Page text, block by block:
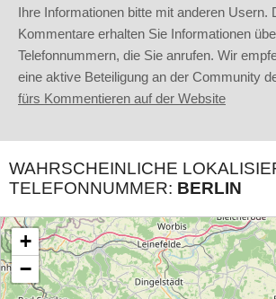
Ihre Informationen bitte mit anderen Usern.
Kommentare erhalten Sie Informationen
Telefonnummern, die Sie anrufen. Wir
eine aktive Beteiligung an der Community
fürs Kommentieren auf der Website
WAHRSCHEINLICHE
TELEFONNUMMER: BERLIN